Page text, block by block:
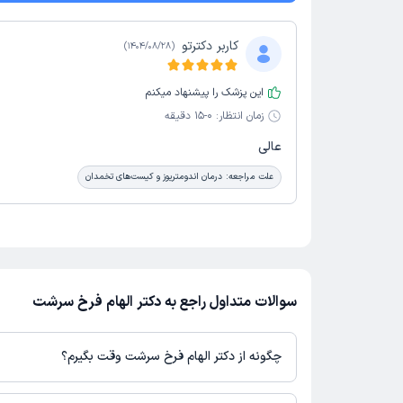
کاربر دکترتو (
1404/08/28
)
این پزشک را پیشنهاد میکنم
زمان انتظار: 0-15 دقیقه
عالی
علت مراجعه: درمان اندومتریوز و کیست‌های تخمدان
سوالات متداول راجع به دکتر الهام فرخ سرشت
چگونه از دکتر الهام فرخ سرشت وقت بگیرم؟
در صورتی کهدکتر الهام فرخ سرشتدارای پروفایل فعال و نوبت‌دهی